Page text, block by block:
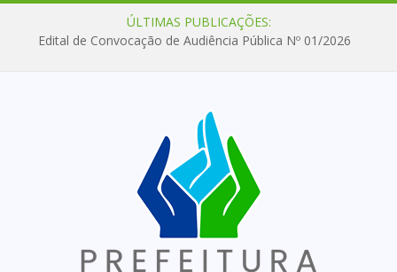
ÚLTIMAS PUBLICAÇÕES:
Edital de Convocação de Audiência Pública Nº 01/2026